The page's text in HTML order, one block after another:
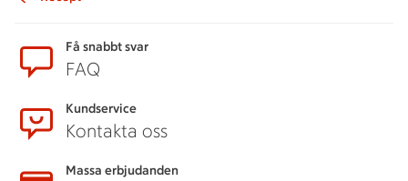
Få snabbt svar
FAQ
Kundservice
Kontakta oss
Massa erbjudanden